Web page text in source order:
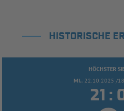
HISTORISCHE
HÖCHSTER
MI.. 22.10.2025 /
 :